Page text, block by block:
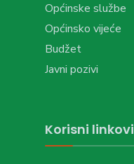
Općinske službe
Općinsko vijeće
Budžet
Javni pozivi
Korisni linkovi